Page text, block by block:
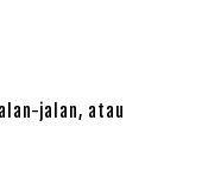
jalan, atau